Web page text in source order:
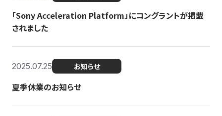
「Sony Acceleration Platform」にコングラントが掲載
されました
2025.07.25 お知らせ
夏季休業のお知らせ